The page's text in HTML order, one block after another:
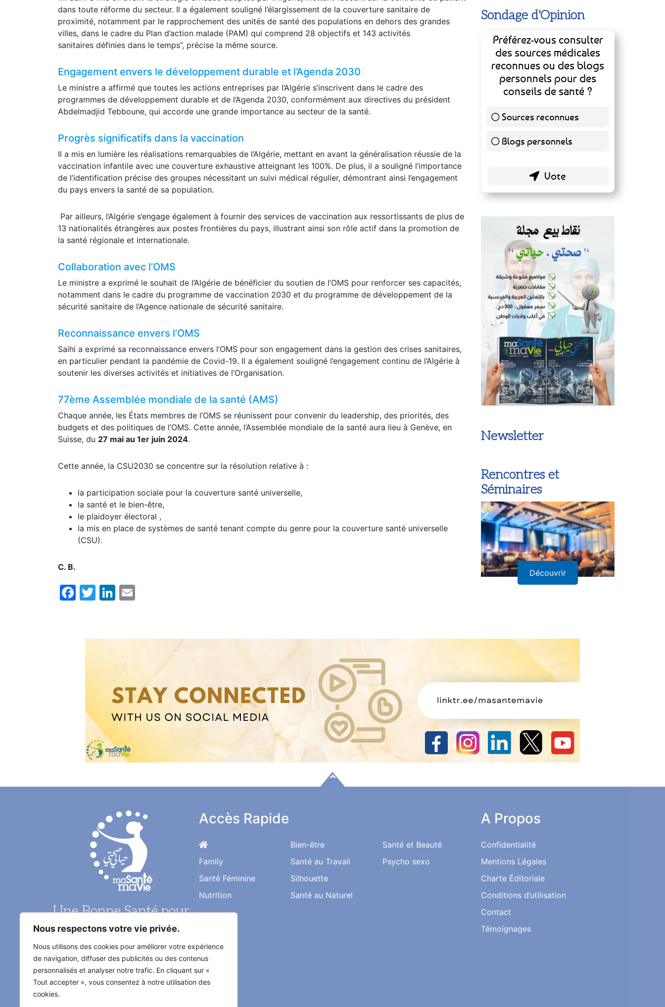
Nous respectons votre vie privée.
Nous utilisons des cookies pour améliorer votre expérience
de navigation, diffuser des publicités ou des contenus
personnalisés et analyser notre trafic. En cliquant sur «
Tout accepter », vous consentez à notre utilisation des
cookies.
M. Saihi a mis en avant la stratégie efficace adoptée par l’Algérie, mettant l’accent sur la centralité du patient
dans toute réforme du secteur. Il a également souligné l’élargissement de la couverture sanitaire de
proximité, notamment par le rapprochement des unités de santé des populations en dehors des grandes
villes, dans le cadre du Plan d’action malade (PAM) qui comprend 28 objectifs et 143 activités
Engagement envers le développement durable et l’Agenda 2030
Le ministre a affirmé que toutes les actions entreprises par l’Algérie s’inscrivent dans le cadre des
programmes de développement durable et de l’Agenda 2030, conformément aux directives du président
Progrès significatifs dans la vaccination
Il a mis en lumière les réalisations remarquables de l’Algérie, mettant en avant la généralisation réussie de la
vaccination infantile avec une couverture exhaustive atteignant les 100%. De plus, il a souligné l’importance
de l’identification précise des groupes nécessitant un suivi médical régulier, démontrant ainsi l’engagement
Par ailleurs, l’Algérie s’engage également à fournir des services de vaccination aux ressortissants de plus de
13 nationalités étrangères aux postes frontières du pays, illustrant ainsi son rôle actif dans la promotion de
Collaboration avec l’OMS
Le ministre a exprimé le souhait de l’Algérie de bénéficier du soutien de l’OMS pour renforcer ses capacités,
notamment dans le cadre du programme de vaccination 2030 et du programme de développement de la
Reconnaissance envers l’OMS
Saihi a exprimé sa reconnaissance envers l’OMS pour son engagement dans la gestion des crises sanitaires,
en particulier pendant la pandémie de Covid-19. Il a également souligné l’engagement continu de l’Algérie à
77ème Assemblée mondiale de la santé (AMS)
Chaque année, les États membres de l’OMS se réunissent pour convenir du leadership, des priorités, des
budgets et des politiques de l’OMS. Cette année, l’Assemblée mondiale de la santé aura lieu à Genève, en
la participation sociale pour la couverture santé universelle,
la santé et le bien-être,
le plaidoyer électoral ,
la mis en place de systèmes de santé tenant compte du genre pour la couverture santé universelle
Facebook
TwitterLinkedIn
Découvrir
Sondage d'Opinion
Préférez-vous consulter
des sources médicales
personnels pour des
Blogs personnels51 ( 26.84 % )
Newsletter
Rencontres et
Séminaires
Une Bonne Santé pour
une Vie Meilleure
Le magazine santé au quotidien de
l'information médical décrypté par
les médecins et les experts
Accès Rapide
Family
Santé Féminine
Bien-être
Santé au Travail
Silhouette
Santé et Beauté
A Propos
Confidentialité
Mentions Légales
Charte Éditoriale
Conditions d’utilisation
Contact